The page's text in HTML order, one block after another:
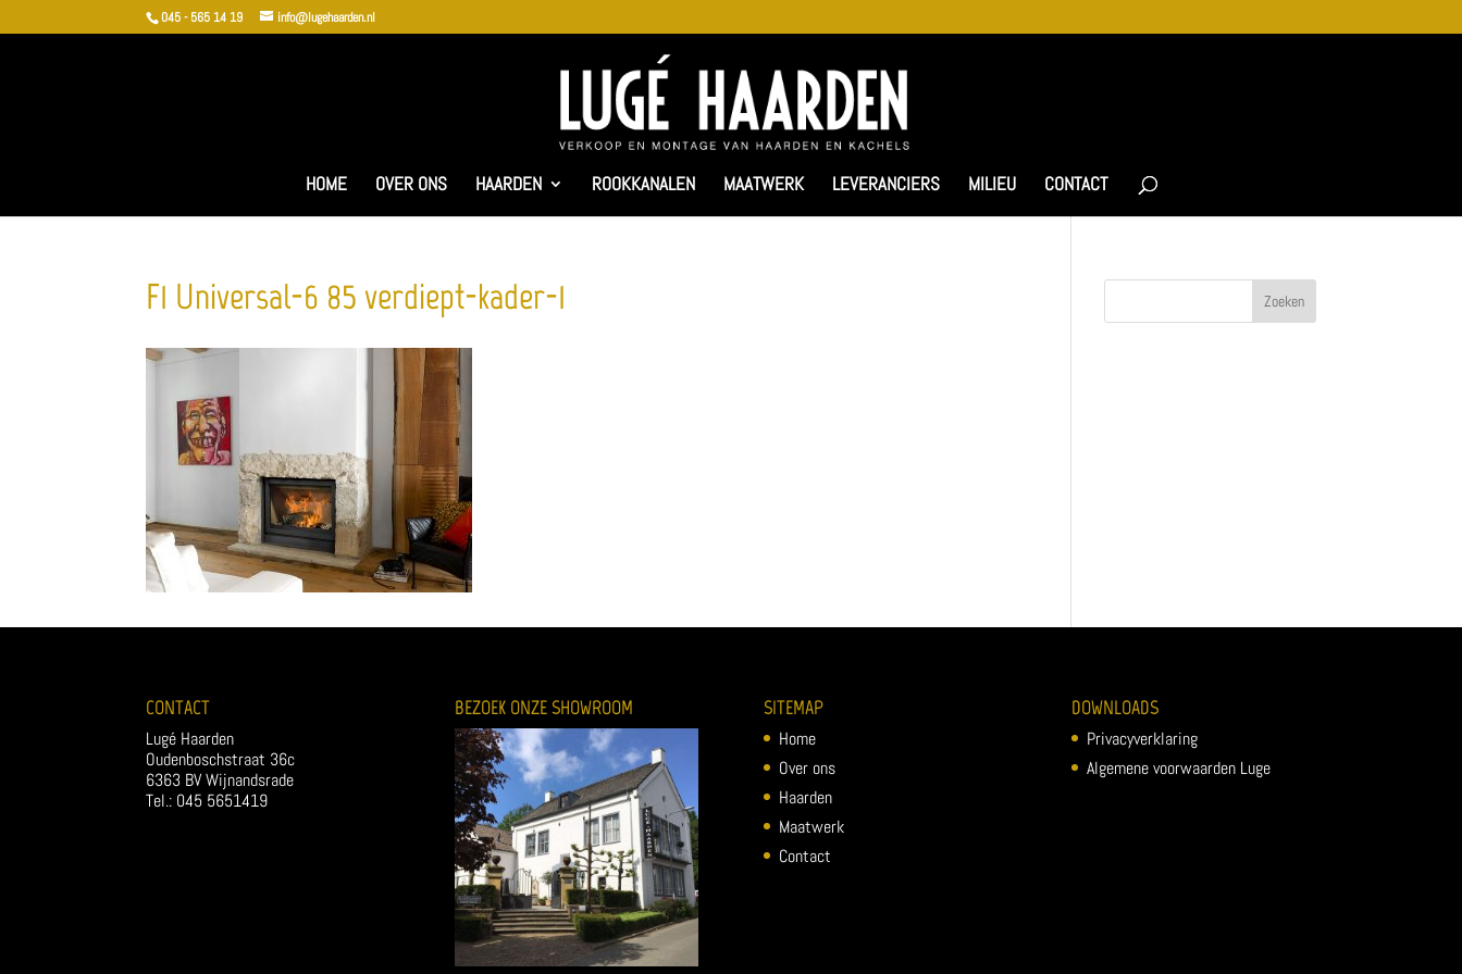
045 - 565 14 19 info@lugehaarden.nl
HOME OVER ONS HAARDEN ROOKKANALEN MAATWERK LEVERANCIERS MILIEU CONTACT
F1_Universal-6_85_verdiept-kader-1
CONTACT
Lugé Haarden
Oudenboschstraat 36c
6363 BV Wijnandsrade
Tel.: 045 5651419
BEZOEK ONZE SHOWROOM SITEMAP
Home
Over ons
Haarden
Maatwerk
Contact
DOWNLOADS
Privacyverklaring
Algemene voorwaarden Luge